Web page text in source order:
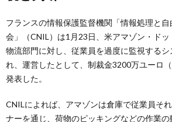
フランスの情報保護監督機関「情報処理と
会」（CNIL）は1月23日、米アマゾン・ド
物流部門に対し、従業員を過度に監視するシ
れ、運営したとして、制裁金3200万ユーロ
発表した。
CNILによれば、アマゾンは倉庫で従業員そ
ナーを通じ、荷物のピッキングなどの作業